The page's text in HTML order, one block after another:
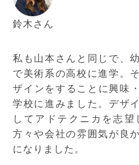
鈴木さん
私も山本さんと同じで、
で美術系の高校に進学。
ザインをすることに興味
学校に進みました。デザ
してアドテクニカを志
方々や会社の雰囲気が良
になりました。